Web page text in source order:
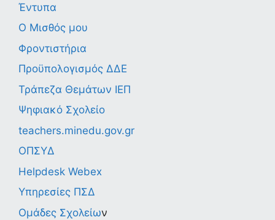
Έντυπα
Ο Μισθός μου
Φροντιστήρια
Προϋπολογισμός ΔΔΕ
Τράπεζα Θεμάτων ΙΕΠ
Ψηφιακό Σχολείο
teachers.minedu.gov.gr
ΟΠΣΥΔ
Helpdesk Webex
Υπηρεσίες ΠΣΔ
Ομάδες Σχολείων